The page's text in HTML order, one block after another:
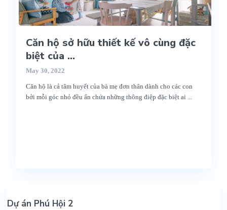
Căn hộ sở hữu thiết kế vô cùng đặc
biệt của ...
May 30, 2022
Căn hộ là cả tâm huyết của bà mẹ đơn thân dành cho các con
bởi mỗi góc nhỏ đều ẩn chứa những thông điệp đặc biệt ai ...
Dự án Phú Hội 2